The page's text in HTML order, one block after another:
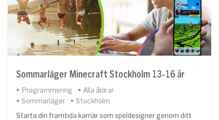
Sommarläger Minecraft Stockholm 13-16 år
Programmering
Alla åldrar
Sommarläger
Stockholm
Starta din framtida karriär som speldesigner genom ditt